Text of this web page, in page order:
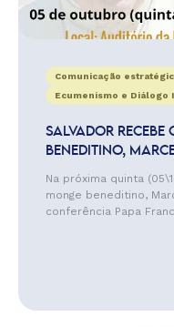
Comunicação
Ecumenismo e
SALVADOR RECEBE
BENEDITINO,
Na próxima quinta
monge beneditino,
conferência Papa